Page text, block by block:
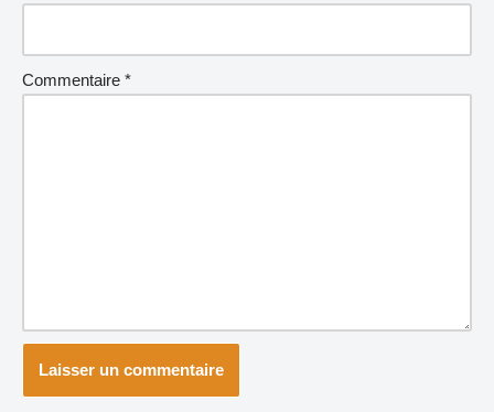
Commentaire *